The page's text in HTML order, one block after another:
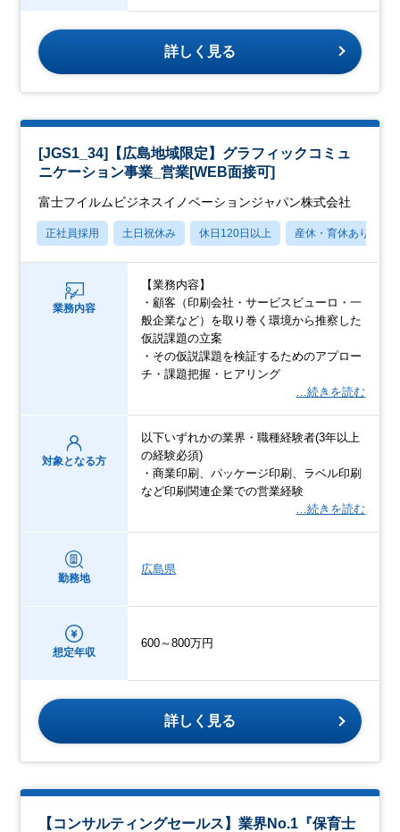
詳しく見る
[JGS1_34]【広島地域限定】グラフィックコミュ
ニケーション事業_営業[WEB面接可]
富士フイルムビジネスイノベーションジャパン株式会社
正社員採用 土日祝休み 休日120日以上 産休・育休あり
業務内容
【業務内容】
・顧客（印刷会社・サービスビューロ・一
般企業など）を取り巻く環境から推察した
仮説課題の立案
・その仮説課題を検証するためのアプロー
チ・課題把握・ヒアリング
…続きを読む
対象となる方
以下いずれかの業界・職種経験者(3年以上
の経験必須)
・商業印刷、パッケージ印刷、ラベル印刷
など印刷関連企業での営業経験
…続きを読む
勤務地
広島県
想定年収
600～800万円
詳しく見る
【コンサルティングセールス】業界No.1『保育士